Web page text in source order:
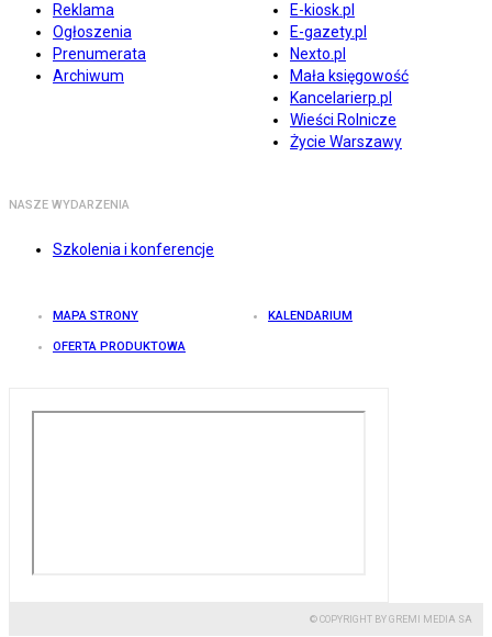
Reklama
Ogłoszenia
Prenumerata
Archiwum
E-kiosk.pl
E-gazety.pl
Nexto.pl
Mała księgowość
Kancelarierp.pl
Wieści Rolnicze
Życie Warszawy
NASZE WYDARZENIA
Szkolenia i konferencje
MAPA STRONY KALENDARIUM
OFERTA PRODUKTOWA
© COPYRIGHT BY GREMI MEDIA SA